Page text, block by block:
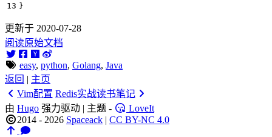
}
更新于 2020-07-28
阅读原始文档
easy, python, Golang, Java
返回 | 主页
Vim配置 Redis实战读书笔记
由 Hugo 强力驱动 | 主题 -
LoveIt
2014 - 2026 Spaceack | CC BY-NC 4.0